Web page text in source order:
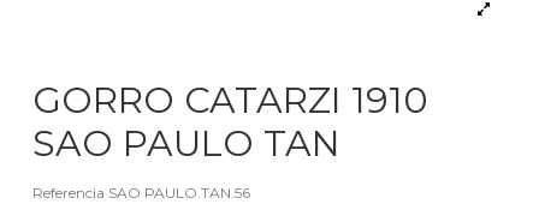
GORRO CATARZI 1910
SAO PAULO TAN
Referencia SAO PAULO.TAN.56